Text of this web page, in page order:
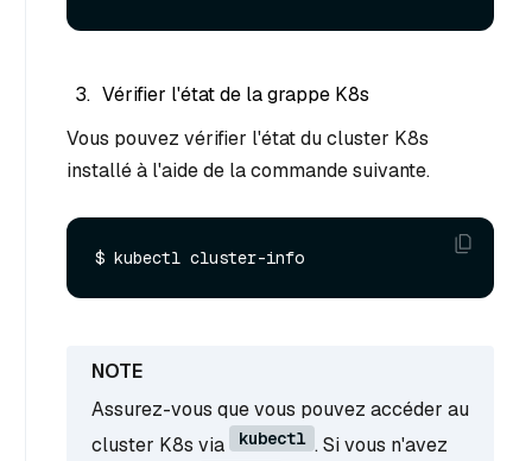
Vérifier l'état de la grappe K8s
Vous pouvez vérifier l'état du cluster K8s
installé à l'aide de la commande suivante.
Assurez-vous que vous pouvez accéder au
cluster K8s via
kubectl . Si vous n'avez